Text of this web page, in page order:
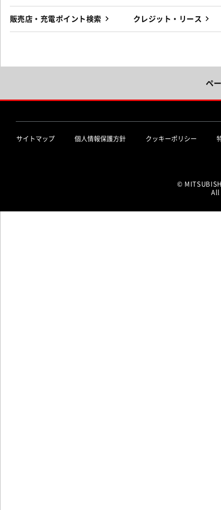
販売店・充電ポイント検索 クレジット・リース
ペ
サイトマップ 個人情報保護方針 クッキーポリシー
©
All